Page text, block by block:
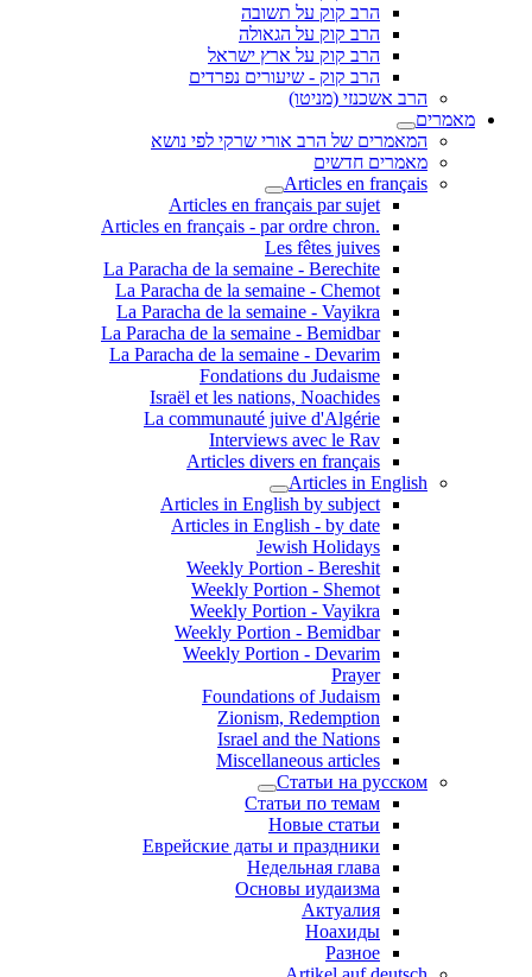
הרב קוק על תשובה
הרב קוק על הגאולה
הרב קוק על ארץ ישראל
הרב קוק - שיעורים נפרדים
הרב אשכנזי (מניטו)
מאמרים
המאמרים של הרב אורי שרקי לפי נושא
מאמרים חדשים
Articles en français
Articles en français par sujet
.Articles en français - par ordre chron
Les fêtes juives
La Paracha de la semaine - Berechite
La Paracha de la semaine - Chemot
La Paracha de la semaine - Vayikra
La Paracha de la semaine - Bemidbar
La Paracha de la semaine - Devarim
Fondations du Judaisme
Israël et les nations, Noachides
La communauté juive d'Algérie
Interviews avec le Rav
Articles divers en français
Articles in English
Articles in English by subject
Articles in English - by date
Jewish Holidays
Weekly Portion - Bereshit
Weekly Portion - Shemot
Weekly Portion - Vayikra
Weekly Portion - Bemidbar
Weekly Portion - Devarim
Prayer
Foundations of Judaism
Zionism, Redemption
Israel and the Nations
Miscellaneous articles
Статьи на русском
Статьи по темам
Новые статьи
Еврейские даты и праздники
Недельная глава
Основы иудаизма
Актуалия
Ноахиды
Разное